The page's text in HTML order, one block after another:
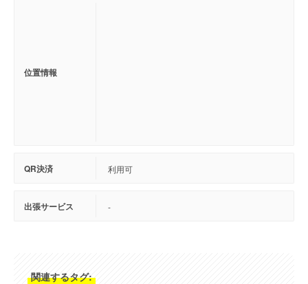
位置情報
QR決済 利用可
出張サービス -
関連するタグ: